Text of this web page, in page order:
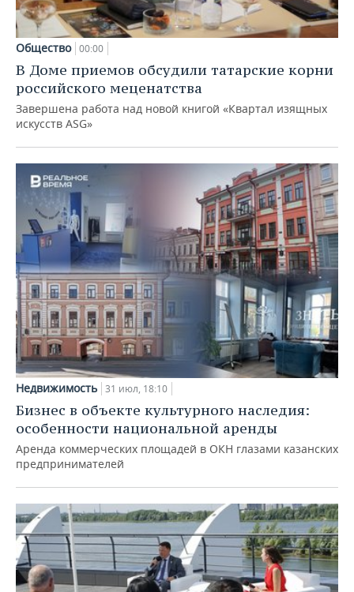
Общество 00:00
В Доме приемов обсудили татарские корни
российского меценатства
Завершена работа над новой книгой «Квартал изящных
искусств ASG»
Недвижимость 31 июл, 18:10
Бизнес в объекте культурного наследия:
особенности национальной аренды
Аренда коммерческих площадей в ОКН глазами казанских
предпринимателей